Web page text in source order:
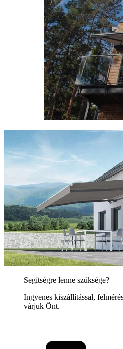
Segítségre lenne szüksége?
Ingyenes kiszállítással,
várjuk Önt.